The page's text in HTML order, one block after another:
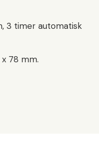
3 timer automatisk
78 mm.